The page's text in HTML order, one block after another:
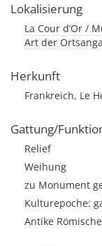
Lokalisierung
La Cour d’Or /
Art der
Herkunft
Frankreich, Le
Gattung/
Relief
Weihung
zu Monument
Kulturepoche:
Antike